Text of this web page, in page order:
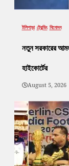
টলিপাড়া ট্রেন্ডিং বিনোদন
নতুন সরকারের
হাইকোর্টের
August 5, 2026